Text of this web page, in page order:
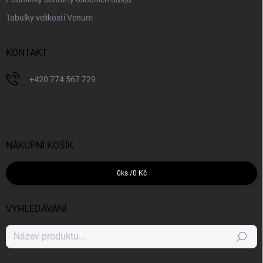
Tabulky velikostí Venum
KONTAKT
+420 774 567 729
NÁKUPNÍ KOŠÍK
0 ks /0 Kč
VYHLEDÁVÁNÍ
Hledat